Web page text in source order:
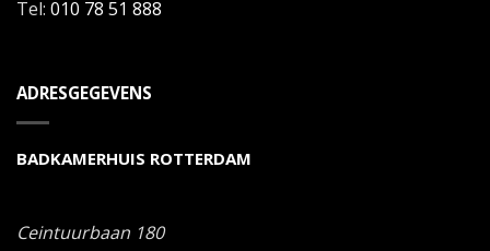
Tel: 010 78 51 888
ADRESGEGEVENS
BADKAMERHUIS ROTTERDAM
Ceintuurbaan 180